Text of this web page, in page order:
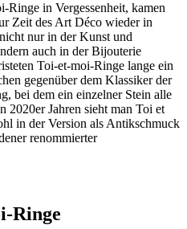
Ringe in Vergessenheit, kamen
Zeit des Art Déco wieder in
nur in der Kunst und
auch in der Bijouterie
Toi-et-moi-Ringe lange ein
gegenüber dem Klassiker der
bei dem ein einzelner Stein alle
2020er Jahren sieht man Toi et
in der Version als Antikschmuck
renommierter
Ringe